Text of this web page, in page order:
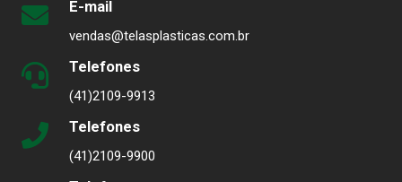
E-mail
vendas@telasplasticas.com.br
Telefones
(41)2109-9913
Telefones
(41)2109-9900